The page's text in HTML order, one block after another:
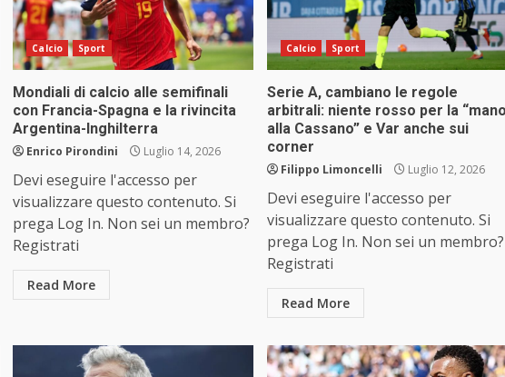
Calcio Sport
Mondiali di calcio alle semifinali
con Francia-Spagna e la rivincita
Argentina-Inghilterra
Enrico Pirondini Luglio 14, 2026
Devi eseguire l'accesso per
visualizzare questo contenuto. Si
prega Log In. Non sei un membro?
Registrati
Read More
Calcio Sport
Serie A, cambiano le regole
arbitrali: niente rosso per la
alla Cassano” e Var anche sui
corner
Filippo Limoncelli Luglio 12, 2026
Devi eseguire l'accesso per
visualizzare questo contenuto. Si
prega Log In. Non sei un membro?
Registrati
Read More